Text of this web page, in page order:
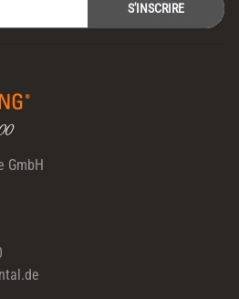
S'INSCRIRE
GmbH